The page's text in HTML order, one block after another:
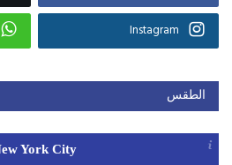
Instagram
الطقس
York City